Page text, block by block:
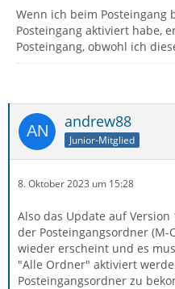
Wenn ich beim Posteingang
Posteingang aktiviert habe,
Posteingang, obwohl ich
andrew88
Junior-Mitglied
8. Oktober 2023 um 15:28
Also das Update auf
der Posteingangsordner
wieder erscheint und es
"Alle Ordner" aktiviert
Posteingangsordner zu